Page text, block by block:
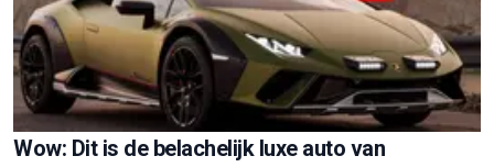
Wow: Dit is de belachelijk luxe auto van